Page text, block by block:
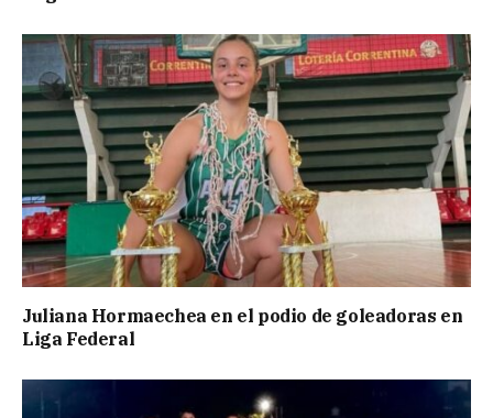
Juliana Hormaechea en el podio de goleadoras en
Liga Federal